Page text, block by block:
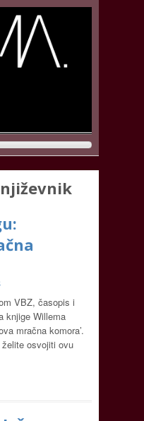
VBZ, časopis i
knjige Willema
mračna komora’.
osvojiti ovu